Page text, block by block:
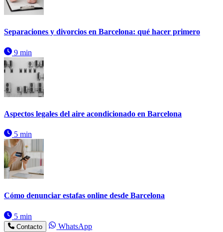
Separaciones y divorcios en Barcelona: qué hacer primero
9 min
Aspectos legales del aire acondicionado en Barcelona
5 min
Cómo denunciar estafas online desde Barcelona
5 min
Contacto
WhatsApp